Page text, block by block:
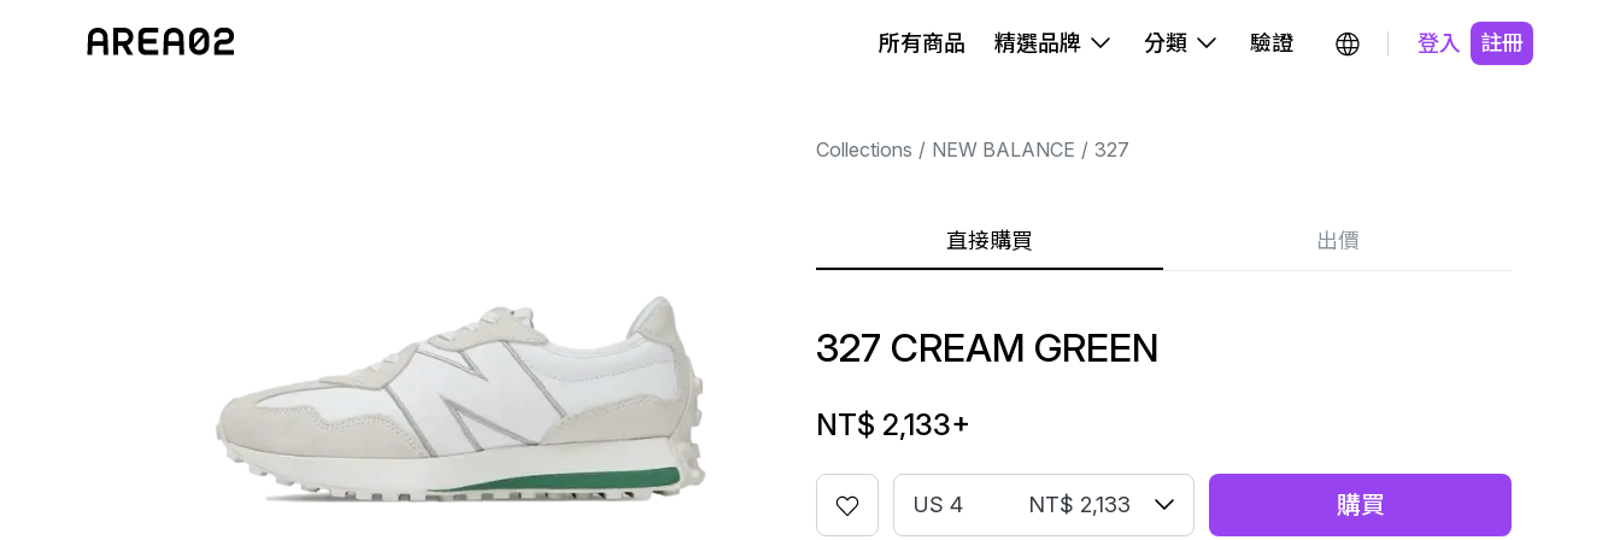
所有商品 精選品牌 分類 驗證 登入 註冊
Collections NEW BALANCE 327
直接購買 出價
327 CREAM GREEN
NT$ 2,133+
US 4 NT$ 2,133 購買